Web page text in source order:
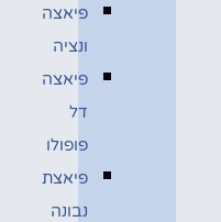
פיאצה
ונציה
פיאצה
דל
פופולו
פיאצת
נבונה